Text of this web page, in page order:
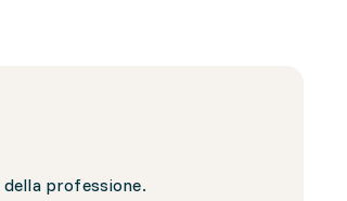
della professione.